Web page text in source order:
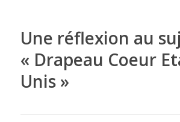
o
k
Une réflexion au
« Drapeau Coeur
Unis »